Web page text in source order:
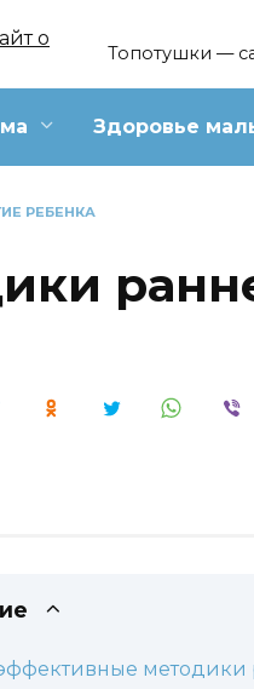
Топотушки —
Здоровье
РЕБЕНКА
методики